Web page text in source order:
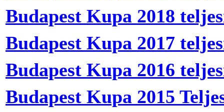
Budapest Kupa 2018
Budapest Kupa 2017
Budapest Kupa 2016
Budapest Kupa 2015